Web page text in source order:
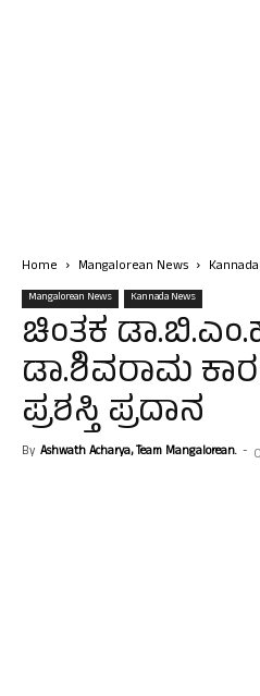
Home Mangalorean News
Mangalorean News Kannada News
ಚಿಂತಕ
ಡಾ.ಶಿವರಾಮ
ಪ್ರಶಸ್ತಿ ಪ್ರದಾನ
By Ashwath Acharya, Team Mangalorean. -